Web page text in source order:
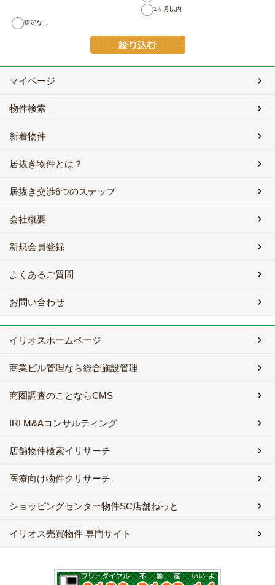
1ヶ月以内
指定なし
マイページ
物件検索
新着物件
居抜き物件とは？
居抜き交渉6つのステップ
会社概要
新規会員登録
よくあるご質問
お問い合わせ
イリオスホームページ
商業ビル管理なら総合施設管理
商圏調査のことならCMS
IRI M&Aコンサルティング
店舗物件検索イリサーチ
医療向け物件クリサーチ
ショッピングセンター物件SC店舗ねっと
イリオス売買物件 専門サイト